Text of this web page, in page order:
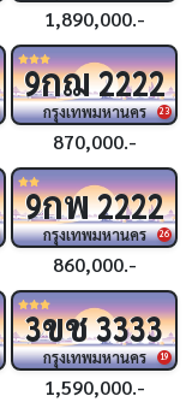
1,890,000.-
23
9กฌ2222
กรุงเทพมหานคร
870,000.-
26
9กพ2222
กรุงเทพมหานคร
860,000.-
19
3ขช3333
กรุงเทพมหานคร
1,590,000.-